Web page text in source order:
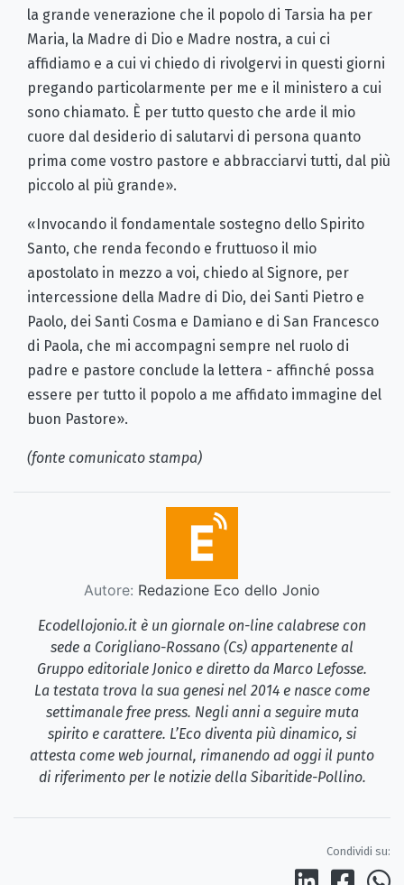
la grande venerazione che il popolo di Tarsia ha per
Maria, la Madre di Dio e Madre nostra, a cui ci
affidiamo e a cui vi chiedo di rivolgervi in questi giorni
pregando particolarmente per me e il ministero a cui
sono chiamato. È per tutto questo che arde il mio
cuore dal desiderio di salutarvi di persona quanto
prima come vostro pastore e abbracciarvi tutti, dal più
piccolo al più grande».
«Invocando il fondamentale sostegno dello Spirito
Santo, che renda fecondo e fruttuoso il mio
apostolato in mezzo a voi, chiedo al Signore, per
intercessione della Madre di Dio, dei Santi Pietro e
Paolo, dei Santi Cosma e Damiano e di San Francesco
di Paola, che mi accompagni sempre nel ruolo di
padre e pastore conclude la lettera - affinché possa
essere per tutto il popolo a me affidato immagine del
buon Pastore».
(fonte comunicato stampa)
Autore: Redazione Eco dello Jonio
Ecodellojonio.it è un giornale on-line calabrese con
sede a Corigliano-Rossano (Cs) appartenente al
Gruppo editoriale Jonico e diretto da Marco Lefosse.
La testata trova la sua genesi nel 2014 e nasce come
settimanale free press. Negli anni a seguire muta
spirito e carattere. L’Eco diventa più dinamico, si
attesta come web journal, rimanendo ad oggi il punto
di riferimento per le notizie della Sibaritide-Pollino.
Condividi su: